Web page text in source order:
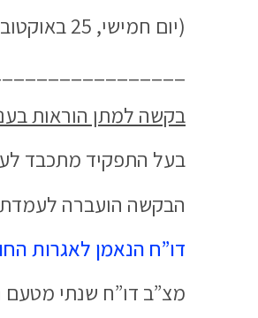
(יום חמישי, 25 באוקטובר 2018)
בקשה למתן הוראות בעניין
בעל התפקיד מתכבד לעדכן כי ביום 16.7.2018 הוגשה על ידו בקשה לחלוקת
הבקשה הועברה
דו”ח הנאמן לאגרות
מצ”ב דו”ח שנתי מטעם